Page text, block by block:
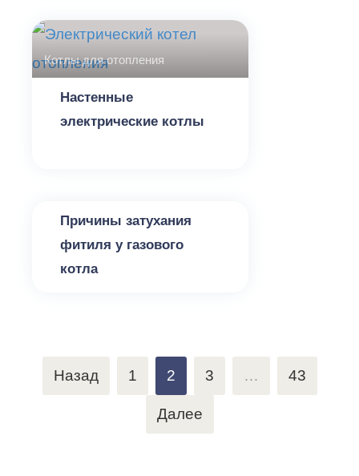
Котлы для отопления
Настенные
электрические котлы
Причины затухания
фитиля у газового
котла
Пагинация
записей
Назад 1 2 3 … 43
Далее